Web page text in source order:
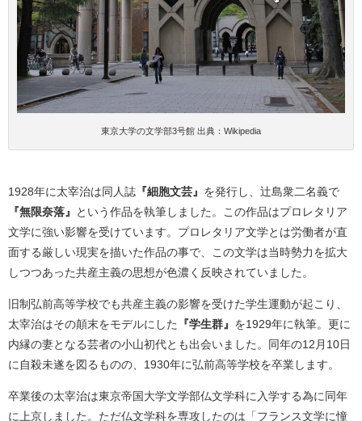
東京大学の文学部3号館 出典：Wikipedia
1928年に太宰治は同人誌 『細胞文芸』 を発行し、辻島衆二名義で
『無限奈落』
という作品を執筆しました。この作品はプロレタリア
文学に強い影響を受けています。プロレタリア文学とは労働者が直
面する厳しい現実を描いた作品の事で、この文学は当時勢力を拡大
しつつあった共産主義の思想が色濃く反映されていました。
旧制弘前高等学校でも共産主義の影響を受けた学生運動が起こり、
太宰治はその顛末をモデルにした
『学生群』 を1929年に執筆。更に
内縁の妻となる芸者の小山初代とも出会いました。同年の12月10日
に自殺未遂を図るものの、1930年に弘前高等学校を卒業します。
卒業後の太宰治は東京帝国大学文学部仏文学科に入学する為に同年
に上京しました。ただ仏文学科を専攻したのは「フランス文学に憧